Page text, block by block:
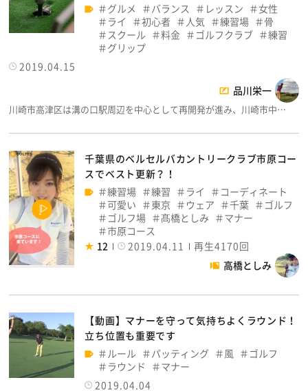
グルメ
バランス レッスン
女性
ライ
初心者 人気 練習場
骨
スクール
料金 ゴルフクラブ
練習
グリップ
2019.04.15
品川栄一
川崎市高津区は溝の口駅周辺を中心として再開発が進み、川崎市中…
千葉県のベルセルバカントリークラブ市原コー
スでベスト更新？！
練習場
練習 ライ
コーディネート
可愛い
東京 ウェア 千葉
ゴルフ
ゴルフ場
髙橋としみ
マナー
市原コース
12
2019.04.11
再生4170回
高橋としみ
【動画】マナーを守って気持ちよくラウンド！
立ち位置も重要です
ルール
パッティング 風
ゴルフ
ラウンド
マナー
2019.04.04